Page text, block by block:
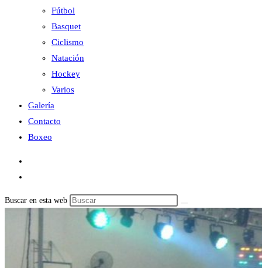
Fútbol
Basquet
Ciclismo
Natación
Hockey
Varios
Galería
Contacto
Boxeo
Buscar en esta web